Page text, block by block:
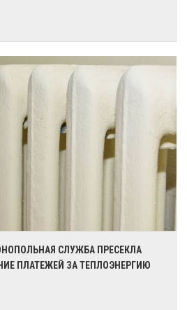
СЛУЖБА ПРЕСЕКЛА
ПЛАТЕЖЕЙ ЗА ТЕПЛОЭНЕРГИЮ